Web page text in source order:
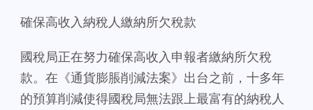
確保高收入納稅人繳納所欠稅款
國稅局正在努力確保高收入申報者繳納所欠稅
款。在《通貨膨脹削減法案》出台之前，十多年
的預算削減使得國稅局無法跟上最富有的納稅人